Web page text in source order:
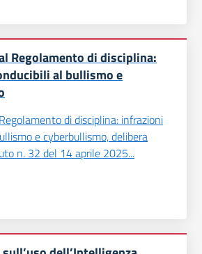
Regolamento di disciplina:
al bullismo e
di disciplina: infrazioni
e cyberbullismo, delibera
n. 32 del 14 aprile 2025...